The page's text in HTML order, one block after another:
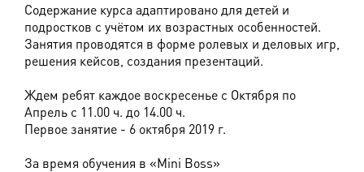
Содержание курса адаптировано для детей и
подростков с учётом их возрастных особенностей.
Занятия проводятся в форме ролевых и деловых игр,
решения кейсов, создания презентаций.
Ждем ребят каждое воскресенье с Октября по
Апрель с 11.00 ч. до 14.00 ч.
Первое занятие - 6 октября 2019 г.
За время обучения в «Mini Boss»